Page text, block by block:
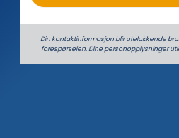
Din kontaktinformasjon blir utelukkende
forespørselen. Dine person­­opplysninger